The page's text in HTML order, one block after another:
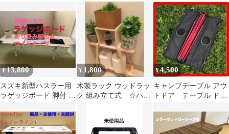
折りたたみ アウトドア
ット 小物入れ【最終価
格】
¥13,800
スズキ新型ハスラー用
ラゲッジボード 脚付 木
キャンプ8
¥ 1,800
木製ラック ウッドラッ
ク 組み立て式 ☆ハン
¥4,500
キャンプテーブル アウ
トドア テーブル ドリ